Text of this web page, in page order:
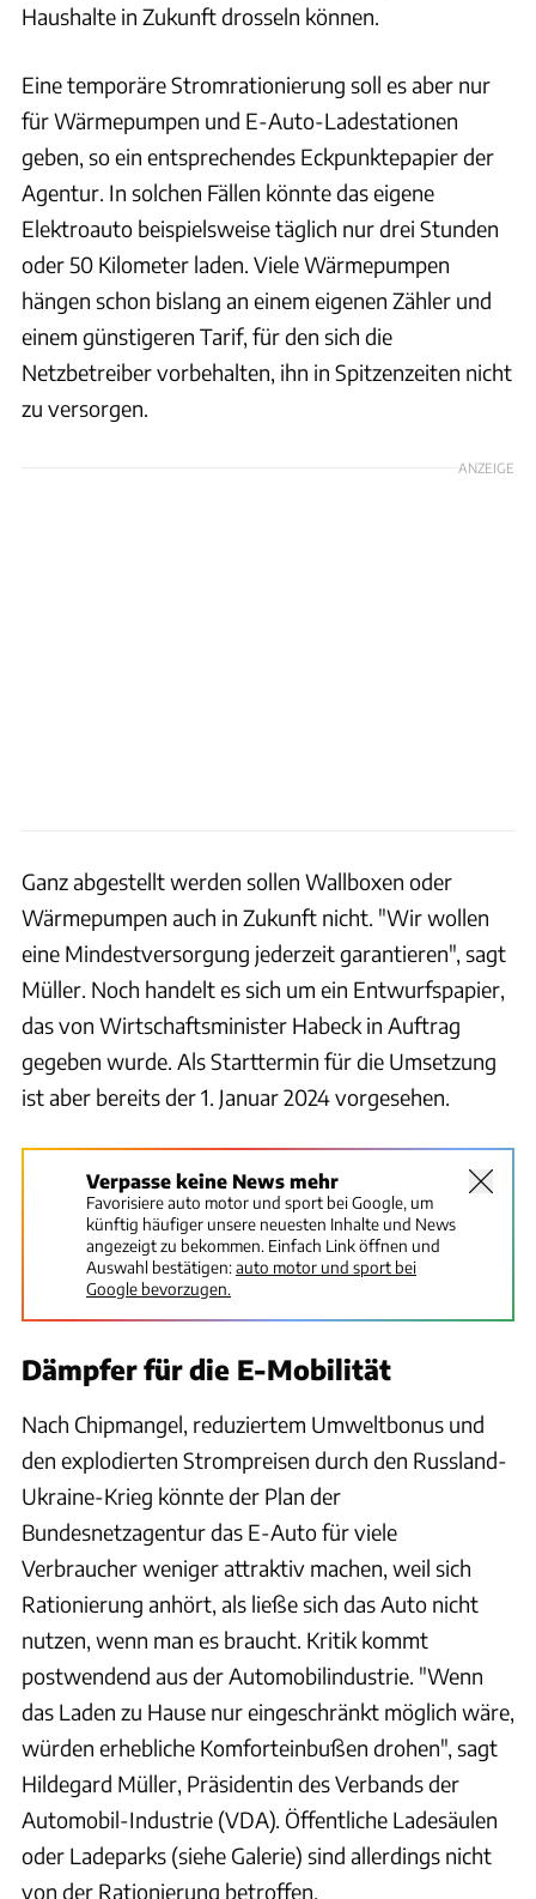
Haushalte in Zukunft drosseln können.
Eine temporäre Stromrationierung soll es aber nur
für Wärmepumpen und E-Auto-Ladestationen
geben, so ein entsprechendes Eckpunktepapier der
Agentur. In solchen Fällen könnte das eigene
Elektroauto beispielsweise täglich nur drei Stunden
oder 50 Kilometer laden. Viele Wärmepumpen
hängen schon bislang an einem eigenen Zähler und
einem günstigeren Tarif, für den sich die
Netzbetreiber vorbehalten, ihn in Spitzenzeiten nicht
zu versorgen.
ANZEIGE
Ganz abgestellt werden sollen Wallboxen oder
Wärmepumpen auch in Zukunft nicht. "Wir wollen
eine Mindestversorgung jederzeit garantieren", sagt
Müller. Noch handelt es sich um ein Entwurfspapier,
das von Wirtschaftsminister Habeck in Auftrag
gegeben wurde. Als Starttermin für die Umsetzung
ist aber bereits der 1. Januar 2024 vorgesehen.
Verpasse keine News mehr
Favorisiere auto motor und sport bei Google, um
künftig häufiger unsere neuesten Inhalte und News
angezeigt zu bekommen. Einfach Link öffnen und
Auswahl bestätigen:auto motor und sport bei
Google bevorzugen.
Dämpfer für die E-Mobilität
Nach Chipmangel, reduziertem Umweltbonus und
den explodierten Strompreisen durch den Russland-
Ukraine-Krieg könnte der Plan der
Bundesnetzagentur das E-Auto für viele
Verbraucher weniger attraktiv machen, weil sich
Rationierung anhört, als ließe sich das Auto nicht
nutzen, wenn man es braucht. Kritik kommt
postwendend aus der Automobilindustrie. "Wenn
das Laden zu Hause nur eingeschränkt möglich wäre,
würden erhebliche Komforteinbußen drohen", sagt
Hildegard Müller, Präsidentin des Verbands der
Automobil-Industrie (VDA). Öffentliche Ladesäulen
oder Ladeparks (siehe Galerie) sind allerdings nicht
von der Rationierung betroffen.